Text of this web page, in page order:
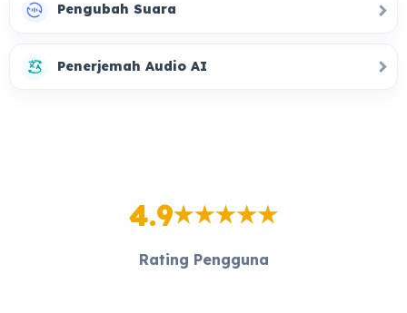
Pengubah Suara
Penerjemah Audio AI
4.9
Rating Pengguna